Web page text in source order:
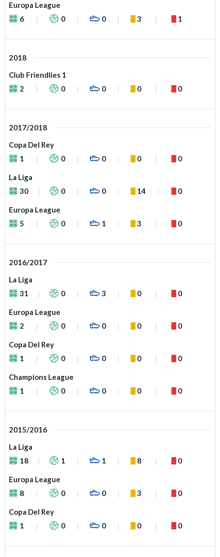
Europa League
6
0 0 3 1
2018
Club Friendlies 1
2
0 0 0 0
2017/2018
Copa Del Rey
1
0 0 0 0
La Liga
30
0 0 14 0
Europa League
5
0 1 3 0
2016/2017
La Liga
31
0 3 0 0
Europa League
2
0 0 0 0
Copa Del Rey
1
0 0 0 0
Champions League
1
0 0 0 0
2015/2016
La Liga
18
1 1 8 0
Europa League
8
0 0 3 0
Copa Del Rey
1
0 0 0 0